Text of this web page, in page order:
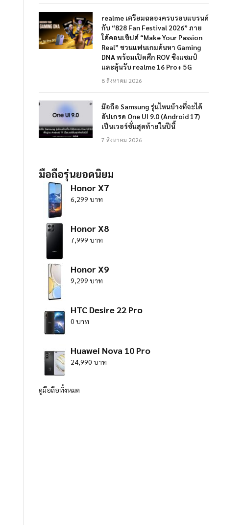
realme เตรียมฉลองครบรอบแบรนด์
กับ “828 Fan Festival 2026” ภาย
ใต้คอนเซ็ปต์ “Make Your Passion
Real” ชวนแฟนเกมค้นหา Gaming
DNA พร้อมเปิดศึก ROV ชิงแชมป์
และลุ้นรับ realme 16 Pro+ 5G
8 สิงหาคม 2026
มือถือ Samsung รุ่นไหนบ้างที่จะได้
อัปเกรด One UI 9.0 (Android 17)
เป็นเวอร์ชั่นสุดท้ายในปีนี้
7 สิงหาคม 2026
มือถือรุ่นยอดนิยม
Honor X7
6,299 บาท
Honor X8
7,999 บาท
Honor X9
9,299 บาท
HTC Desire 22 Pro
0 บาท
Huawei Nova 10 Pro
24,990 บาท
ดูมือถือทั้งหมด